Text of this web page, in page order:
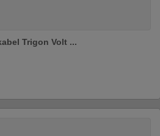
Trigon Volt ...